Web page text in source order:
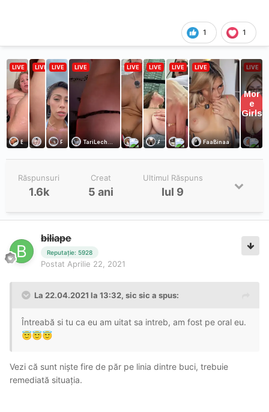
1 1
Răspunsuri
1.6k
Creat
5 ani
Ultimul Răspuns
Iul 9
biliape
Reputație: 5928
Postat Aprilie 22, 2021
La 22.04.2021 la 13:32, sic sic a spus:
Întreabă si tu ca eu am uitat sa intreb, am fost pe oral eu.
😇😇😇
Vezi că sunt niște fire de păr pe linia dintre buci, trebuie
remediată situația.